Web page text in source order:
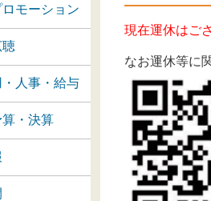
モーション
聴
人事・給与
・決算
現在運休はご
なお運休等に